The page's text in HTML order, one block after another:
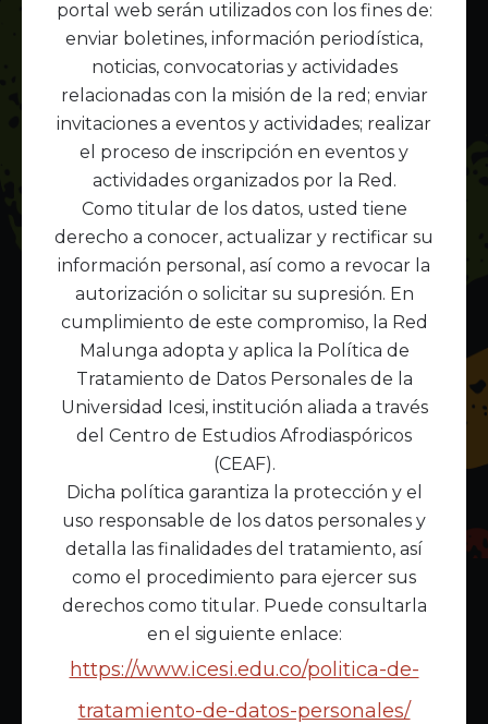
trabajando para solucionarlo.
Gracias por tu comprensión.
Volver al Inicio
Inscríbete al boletín informativo
portal web serán utilizados con los fines de:
enviar boletines, información periodística,
noticias, convocatorias y actividades
relacionadas con la misión de la red; enviar
invitaciones a eventos y actividades; realizar
el proceso de inscripción en eventos y
actividades organizados por la Red.
Como titular de los datos, usted tiene
derecho a conocer, actualizar y rectificar su
información personal, así como a revocar la
autorización o solicitar su supresión. En
cumplimiento de este compromiso, la Red
Malunga adopta y aplica la Política de
Tratamiento de Datos Personales de la
Universidad Icesi, institución aliada a través
del Centro de Estudios Afrodiaspóricos
(CEAF).
Dicha política garantiza la protección y el
uso responsable de los datos personales y
detalla las finalidades del tratamiento, así
como el procedimiento para ejercer sus
derechos como titular. Puede consultarla
en el siguiente enlace:
https://www.icesi.edu.co/politica-de-
tratamiento-de-datos-personales/